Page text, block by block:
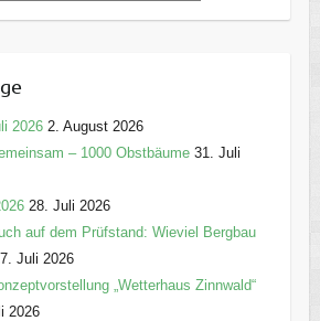
2026 2. August 2026
– 1000 Obstbäume 31. Juli
28. Juli 2026
auf dem Prüfstand: Wieviel Bergbau
Juli 2026
„Wetterhaus Zinnwald“
2026